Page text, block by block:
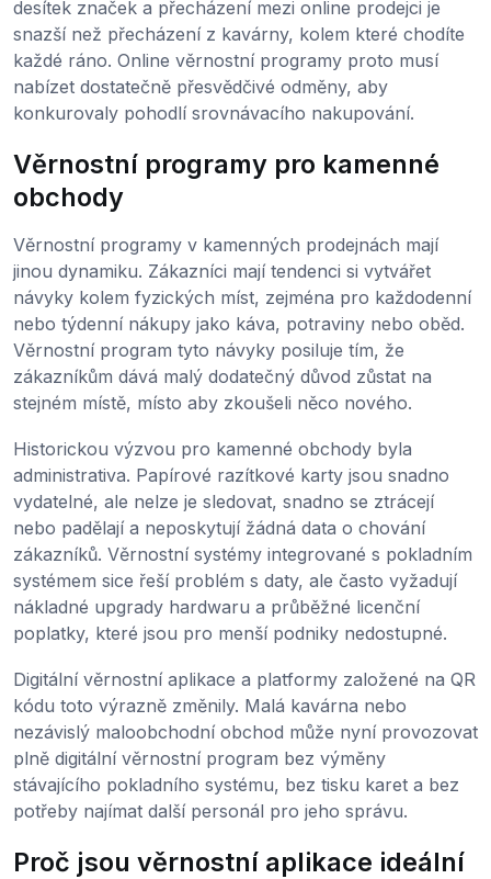
desítek značek a přecházení mezi online prodejci je
snazší než přecházení z kavárny, kolem které chodíte
každé ráno. Online věrnostní programy proto musí
nabízet dostatečně přesvědčivé odměny, aby
konkurovaly pohodlí srovnávacího nakupování.
Věrnostní programy pro kamenné
obchody
Věrnostní programy v kamenných prodejnách mají
jinou dynamiku. Zákazníci mají tendenci si vytvářet
návyky kolem fyzických míst, zejména pro každodenní
nebo týdenní nákupy jako káva, potraviny nebo oběd.
Věrnostní program tyto návyky posiluje tím, že
zákazníkům dává malý dodatečný důvod zůstat na
stejném místě, místo aby zkoušeli něco nového.
Historickou výzvou pro kamenné obchody byla
administrativa. Papírové razítkové karty jsou snadno
vydatelné, ale nelze je sledovat, snadno se ztrácejí
nebo padělají a neposkytují žádná data o chování
zákazníků. Věrnostní systémy integrované s pokladním
systémem sice řeší problém s daty, ale často vyžadují
nákladné upgrady hardwaru a průběžné licenční
poplatky, které jsou pro menší podniky nedostupné.
Digitální věrnostní aplikace a platformy založené na QR
kódu toto výrazně změnily. Malá kavárna nebo
nezávislý maloobchodní obchod může nyní provozovat
plně digitální věrnostní program bez výměny
stávajícího pokladního systému, bez tisku karet a bez
potřeby najímat další personál pro jeho správu.
Proč jsou věrnostní aplikace ideální